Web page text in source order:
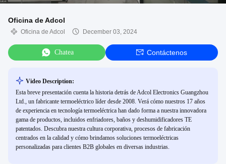
Oficina de Adcol
Oficina de Adcol December 03, 2024
Chatea Contáctenos
Video Description:
Esta breve presentación cuenta la historia detrás de Adcol Electronics Guangzhou
Ltd., un fabricante termoeléctrico líder desde 2008. Verá cómo nuestros 17 años
de experiencia en tecnología termoeléctrica han dado forma a nuestra innovadora
gama de productos, incluidos enfriadores, baños y deshumidificadores TE
patentados. Descubra nuestra cultura corporativa, procesos de fabricación
centrados en la calidad y cómo brindamos soluciones termoeléctricas
personalizadas para clientes B2B globales en diversas industrias.